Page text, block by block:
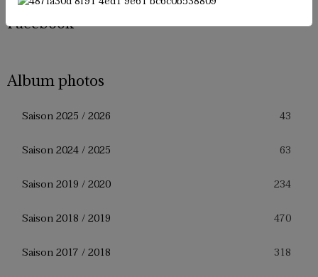
Facebook
Album photos
Saison 2025 / 2026 43
Saison 2024 / 2025 63
Saison 2019 / 2020 234
Saison 2018 / 2019 470
Saison 2017 / 2018 318